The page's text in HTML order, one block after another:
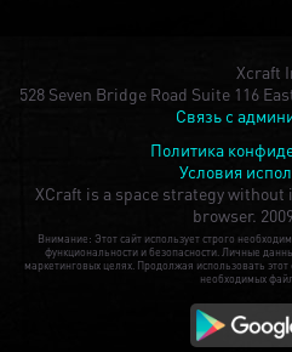
Xcraft
528 Seven Bridge Road Suite 116
Связь с
Политика
Условия
XCraft is a space strategy
browser.
Внимание: Этот сайт использует строго
функциональности и безопасности. Личные
маркетинговых целях. Продолжая использовать
необходимых